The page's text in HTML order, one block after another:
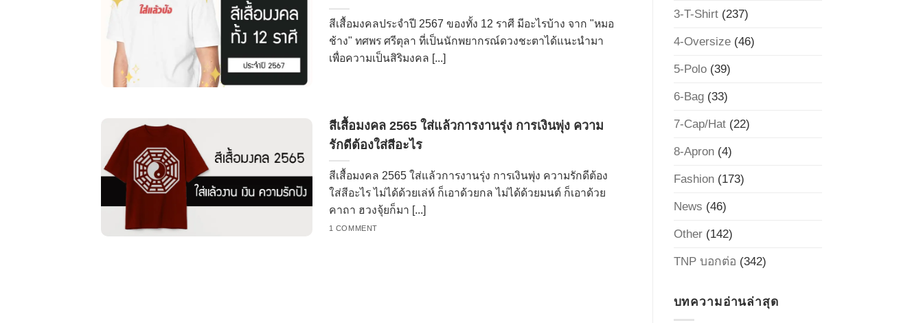
สีเสื้อมงคลประจำปี 2567 ของทั้ง 12 ราศี มีอะไรบ้าง จาก "หมอ
ช้าง" ทศพร ศรีตุลา ที่เป็นนักพยากรณ์ดวงชะตาได้แนะนำมา
เพื่อความเป็นสิริมงคล [...]
สีเสื้อมงคล 2565 ใส่แล้วการงานรุ่ง การเงินพุ่ง ความ
รักดีต้องใส่สีอะไร
สีเสื้อมงคล 2565 ใส่แล้วการงานรุ่ง การเงินพุ่ง ความรักดีต้อง
ใส่สีอะไร ไม่ได้ด้วยเล่ห์ ก็เอาด้วยกล ไม่ได้ด้วยมนต์ ก็เอาด้วย
คาถา ฮวงจุ้ยก็มา [...]
1 COMMENT
3-T-Shirt(237)
4-Oversize(46)
5-Polo(39)
6-Bag(33)
7-Cap/Hat(22)
8-Apron(4)
Fashion(173)
News (46)
Other(142)
TNP บอกต่อ (342)
บทความอ่านล่าสุด